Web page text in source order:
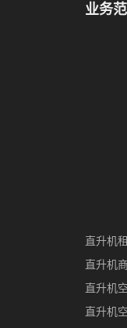
业务
直升机
直升机
直升机
直升机